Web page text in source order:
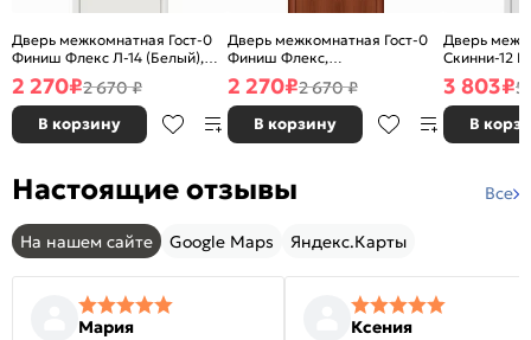
Дверь межкомнатная Гост-0
Финиш Флекс Л-14 (Белый),
глухая, каркасно-щитовая
2 270₽2 670 ₽
В корзину
Дверь межкомнатная Гост-0
Финиш Флекс,
Ламинированные Л-11
(ИталОрех), глухая, каркасно-
щитовая
2 270₽2 670 ₽
В корзину
Дверь
Скинни-12
глухая,
3 803₽5
В
Настоящие отзывы Все
На нашем сайте Google Maps Яндекс.Карты
Мария Ксения